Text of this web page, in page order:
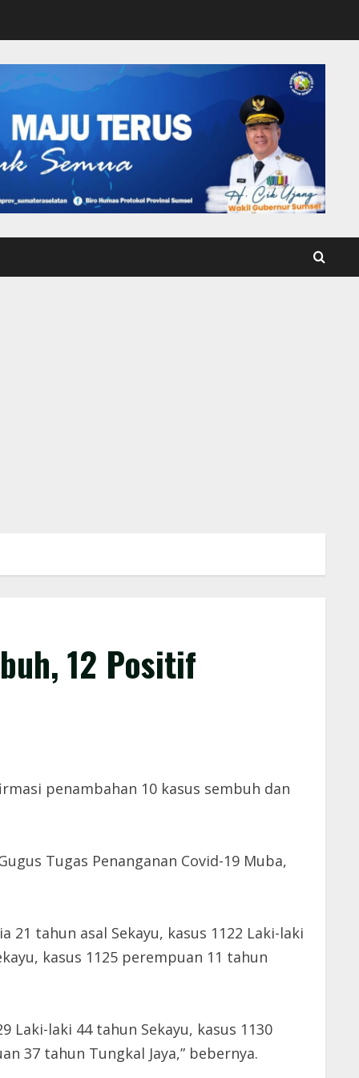
12 Positif
penambahan 10 kasus sembuh dan
Tugas Penanganan Covid-19 Muba,
tahun asal Sekayu, kasus 1122 Laki-laki
kasus 1125 perempuan 11 tahun
Laki-laki 44 tahun Sekayu, kasus 1130
37 tahun Tungkal Jaya,” bebernya.